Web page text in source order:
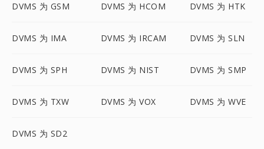
DVMS 为 GSM DVMS 为 HCOM DVMS 为 HTK
DVMS 为 IMA DVMS 为 IRCAM DVMS 为 SLN
DVMS 为 SPH DVMS 为 NIST DVMS 为 SMP
DVMS 为 TXW DVMS 为 VOX DVMS 为 WVE
DVMS 为 SD2